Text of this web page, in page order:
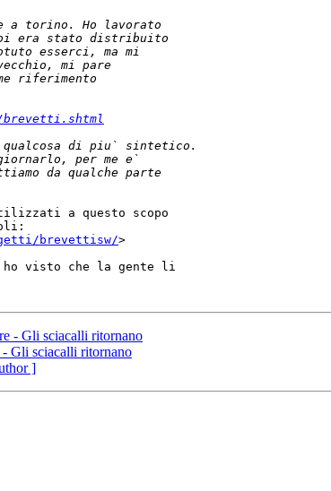
brevetti.shtml
a questo scopo
brevettisw/>
visto che la gente li
- Gli sciacalli ritornano
Gli sciacalli ritornano
]